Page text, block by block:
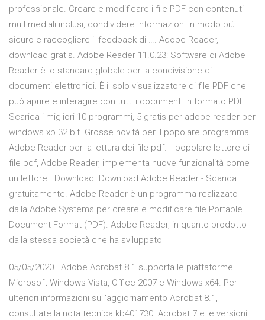
professionale. Creare e modificare i file PDF con contenuti
multimediali inclusi, condividere informazioni in modo più
sicuro e raccogliere il feedback di …. Adobe Reader,
download gratis. Adobe Reader 11.0.23: Software di Adobe
Reader è lo standard globale per la condivisione di
documenti elettronici. È il solo visualizzatore di file PDF che
può aprire e interagire con tutti i documenti in formato PDF.
Scarica i migliori 10 programmi, 5 gratis per adobe reader per
windows xp 32 bit. Grosse novità per il popolare programma
Adobe Reader per la lettura dei file pdf. Il popolare lettore di
file pdf, Adobe Reader, implementa nuove funzionalità come
un lettore.. Download. Download Adobe Reader - Scarica
gratuitamente. Adobe Reader è un programma realizzato
dalla Adobe Systems per creare e modificare file Portable
Document Format (PDF). Adobe Reader, in quanto prodotto
dalla stessa società che ha sviluppato
05/05/2020 · Adobe Acrobat 8.1 supporta le piattaforme
Microsoft Windows Vista, Office 2007 e Windows x64. Per
ulteriori informazioni sull'aggiornamento Acrobat 8.1,
consultate la nota tecnica kb401730. Acrobat 7 e le versioni